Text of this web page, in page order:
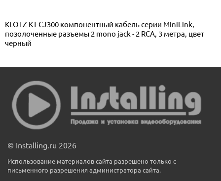
KLOTZ KT-CJ300 компонентный кабель серии MiniLink,
позолоченные разъемы 2 mono jack - 2 RCA, 3 метра, цвет
черный
© Installing.ru 2026
Использование материалов сайта разрешено только с
письменного разрешения администратора сайта.